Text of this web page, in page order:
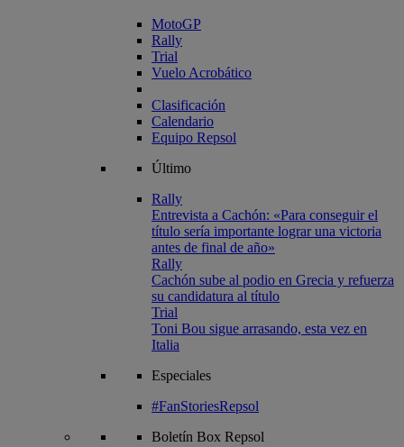
MotoGP
Rally
Trial
Vuelo Acrobático
Clasificación
Calendario
Equipo Repsol
Último
Rally
Entrevista a Cachón: «Para conseguir el
título sería importante lograr una victoria
antes de final de año»
Rally
Cachón sube al podio en Grecia y refuerza
su candidatura al título
Trial
Toni Bou sigue arrasando, esta vez en
Italia
Especiales
#FanStoriesRepsol
Boletín Box Repsol